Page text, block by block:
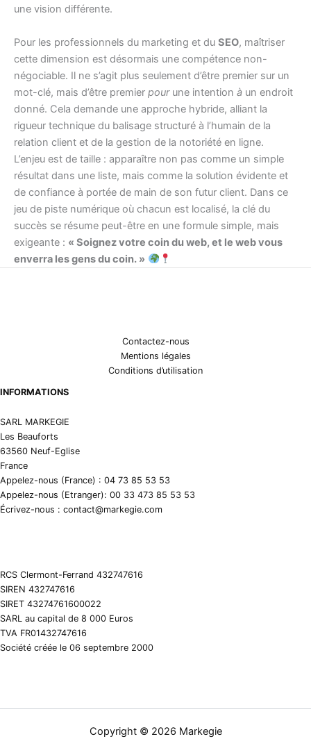
une vision différente.
Pour les professionnels du marketing et du SEO, maîtriser
cette dimension est désormais une compétence non-
négociable. Il ne s’agit plus seulement d’être premier sur un
mot-clé, mais d’être premier pourune intention à un endroit
donné. Cela demande une approche hybride, alliant la
rigueur technique du balisage structuré à l’humain de la
relation client et de la gestion de la notoriété en ligne.
L’enjeu est de taille : apparaître non pas comme un simple
résultat dans une liste, mais comme la solution évidente et
de confiance à portée de main de son futur client. Dans ce
jeu de piste numérique où chacun est localisé, la clé du
succès se résume peut-être en une formule simple, mais
exigeante : « Soignez votre coin du web, et le web vous
enverra les gens du coin. »
Contactez-nous
Mentions légales
Conditions d’utilisation
INFORMATIONS
SARL MARKEGIE
Les Beauforts
63560 Neuf-Eglise
France
Appelez-nous (France) : 04 73 85 53 53
Appelez-nous (Etranger): 00 33 473 85 53 53
Écrivez-nous : contact@markegie.com
RCS Clermont-Ferrand 432747616
SIREN 432747616
SIRET 43274761600022
SARL au capital de 8 000 Euros
TVA FR01432747616
Société créée le 06 septembre 2000
Copyright © 2026 Markegie